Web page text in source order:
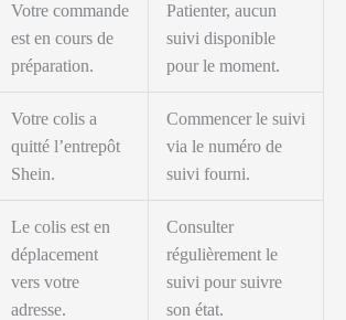
Votre commande
est en cours de
préparation.
Patienter, aucun
suivi disponible
pour le moment.
Votre colis a
quitté l’entrepôt
Shein.
Commencer le suivi
via le numéro de
suivi fourni.
Le colis est en
déplacement
vers votre
adresse.
Consulter
régulièrement le
suivi pour suivre
son état.